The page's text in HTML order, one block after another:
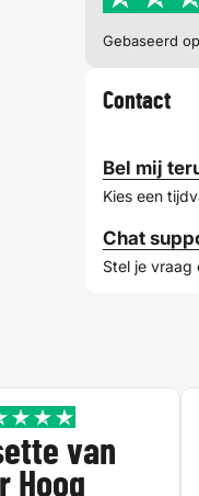
Gebaseerd op
Contact
Bel mij
Kies een
Chat
Stel je vraag
van
Hoog